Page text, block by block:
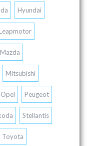
Hyundai
Leapmotor
Mazda
Mitsubishi
Opel Peugeot
Stellantis
Toyota